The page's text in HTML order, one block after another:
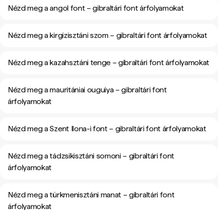
Nézd meg a angol font – gibraltári font árfolyamokat
Nézd meg a kirgizisztáni szom – gibraltári font árfolyamokat
Nézd meg a kazahsztáni tenge – gibraltári font árfolyamokat
Nézd meg a mauritániai ouguiya – gibraltári font
árfolyamokat
Nézd meg a Szent Ilona-i font – gibraltári font árfolyamokat
Nézd meg a tádzsikisztáni somoni – gibraltári font
árfolyamokat
Nézd meg a türkmenisztáni manat – gibraltári font
árfolyamokat